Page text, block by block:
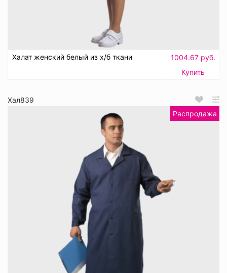
Халат женский белый из х/б ткани
1004.67 руб.
Купить
Хал839
Распродажа